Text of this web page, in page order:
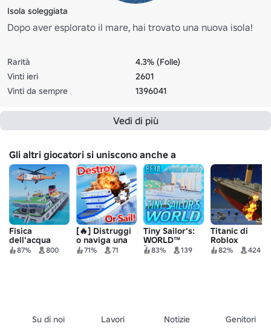
Isola soleggiata
Dopo aver esplorato il mare, hai trovato una nuova isola!
Rarità
4.3% (Folle)
Vinti ieri
2601
Vinti da sempre
1396041
Vedi di più
Gli altri giocatori si uniscono anche a
Fisica
dell'acqua
87% 800
[🔥] Distruggi
o naviga una
nave!
71% 71
Tiny Sailor's:
WORLD™
[Rinnovamento
83% 139
Titanic di
Roblox
82% 424
Su di noi Lavori Notizie Genitori